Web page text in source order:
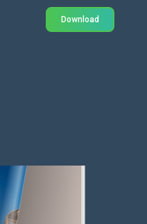
Download